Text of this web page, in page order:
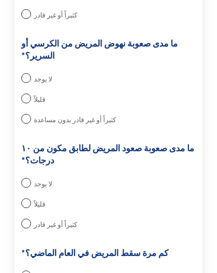
كثيراً أو غير قادر
ما مدى صعوبة نهوض المريض من الكرسي أو
السرير؟*
لا يوجد
قليلاً
كثيراً أو غير قادر بدون مساعدة
ما مدى صعوبة صعود المريض لطابق مكون من ١٠
درجات؟*
لا يوجد
قليلاً
كثيراً أو غير قادر
كم مرة سقط المريض في العام الماضي؟*